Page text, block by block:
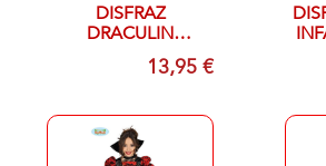
DISFRAZ
DRACULIN
INFANTIL T- 18/24
MESES13,95 €